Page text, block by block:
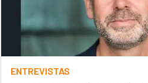
ENTREVISTAS